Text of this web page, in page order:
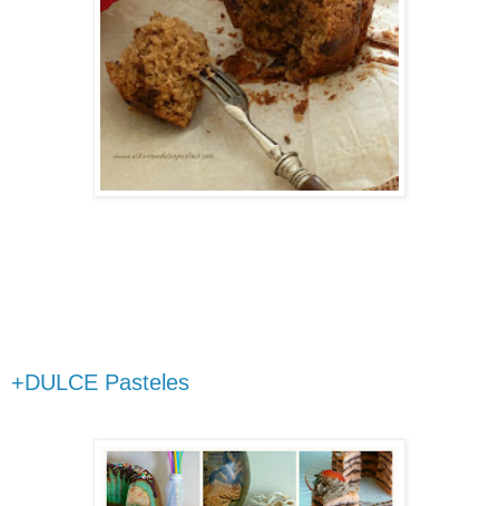
+DULCE Pasteles